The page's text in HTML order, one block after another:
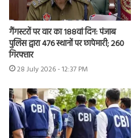
गैंगस्टरों पर वार का 188वां दिन: पंजाब
पुलिस द्वारा 476 स्थानों पर छापेमारी; 260
गिरफ्तार
28 July 2026 - 12:37 PM